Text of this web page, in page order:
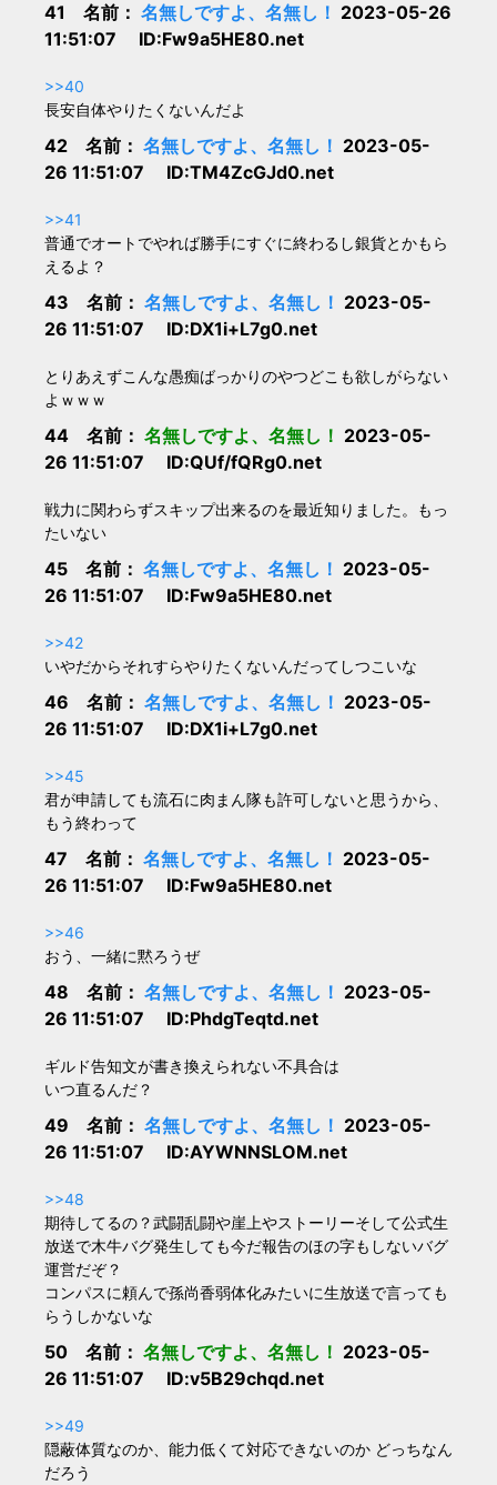
41 名前： 名無しですよ、名無し！ 2023-05-26
11:51:07 ID:Fw9a5HE80.net
>>40
長安自体やりたくないんだよ
42 名前： 名無しですよ、名無し！ 2023-05-
26 11:51:07 ID:TM4ZcGJd0.net
>>41
普通でオートでやれば勝手にすぐに終わるし銀貨とかもら
えるよ？
43 名前： 名無しですよ、名無し！ 2023-05-
26 11:51:07 ID:DX1i+L7g0.net
とりあえずこんな愚痴ばっかりのやつどこも欲しがらない
よｗｗｗ
44 名前： 名無しですよ、名無し！ 2023-05-
26 11:51:07 ID:QUf/fQRg0.net
戦力に関わらずスキップ出来るのを最近知りました。もっ
たいない
45 名前： 名無しですよ、名無し！ 2023-05-
26 11:51:07 ID:Fw9a5HE80.net
>>42
いやだからそれすらやりたくないんだってしつこいな
46 名前： 名無しですよ、名無し！ 2023-05-
26 11:51:07 ID:DX1i+L7g0.net
>>45
君が申請しても流石に肉まん隊も許可しないと思うから、
もう終わって
47 名前： 名無しですよ、名無し！ 2023-05-
26 11:51:07 ID:Fw9a5HE80.net
>>46
おう、一緒に黙ろうぜ
48 名前： 名無しですよ、名無し！ 2023-05-
26 11:51:07 ID:PhdgTeqtd.net
ギルド告知文が書き換えられない不具合は
いつ直るんだ？
49 名前： 名無しですよ、名無し！ 2023-05-
26 11:51:07 ID:AYWNNSLOM.net
>>48
期待してるの？武闘乱闘や崖上やストーリーそして公式生
放送で木牛バグ発生しても今だ報告のほの字もしないバグ
運営だぞ？
コンパスに頼んで孫尚香弱体化みたいに生放送で言っても
らうしかないな
50 名前： 名無しですよ、名無し！ 2023-05-
26 11:51:07 ID:v5B29chqd.net
>>49
隠蔽体質なのか、能力低くて対応できないのか どっちなん
だろう